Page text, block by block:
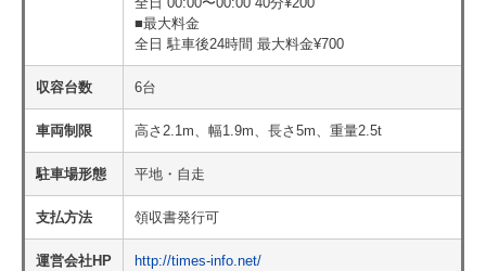
■最大料金
全日 駐車後24時間 最大料金¥700
収容台数 6台
車両制限 高さ2.1m、幅1.9m、長さ5m、重量2.5t
駐車場形態 平地・自走
支払方法 領収書発行可
運営会社HP http://times-info.net/